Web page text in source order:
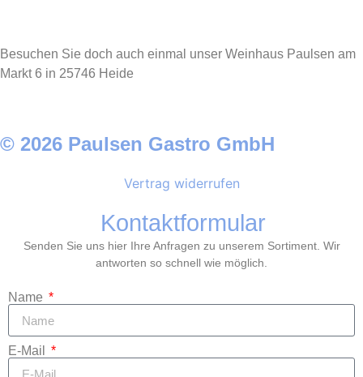
Besuchen Sie doch auch einmal unser Weinhaus Paulsen am
Markt 6 in 25746 Heide
© 2026 Paulsen Gastro GmbH
Vertrag widerrufen
Kontaktformular
Senden Sie uns hier Ihre Anfragen zu unserem Sortiment. Wir
antworten so schnell wie möglich.
Name
E-Mail